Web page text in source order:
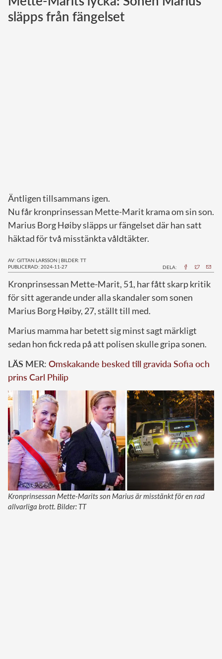
Norska kungahuset
släpps från fängelset
Äntligen tillsammans igen.
Nu får kronprinsessan Mette-Marit krama om sin son.
Marius Borg Høiby släpps ur fängelset där han satt
häktad för två misstänkta våldtäkter.
AV: GITTAN LARSSON | BILDER: TT
PUBLICERAD: 2024-11-27
DELA:
Kronprinsessan Mette-Marit, 51, har fått skarp kritik
för sitt agerande under alla skandaler som sonen
Marius Borg Høiby, 27, ställt till med.
Marius mamma har betett sig minst sagt märkligt
sedan hon fick reda på att polisen skulle gripa sonen.
LÄS MER: Omskakande besked till gravida Sofia och
prins Carl Philip
Kronprinsessan Mette-Marits son Marius är misstänkt för en rad
allvarliga brott. Bilder: TT